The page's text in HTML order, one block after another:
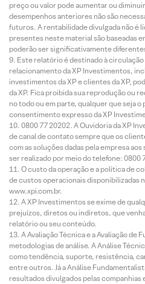
preço ou valor pode aumentar ou
desempenhos anteriores não são
futuros. A rentabilidade divulgada não é
presentes neste material são baseadas
poderão ser significativamente
Este relatório é destinado à circulação
relacionamento da XP Investimentos,
investimentos da XP e clientes da XP,
da XP. Fica proibida sua reprodução ou
no todo ou em parte, qualquer que seja
consentimento expresso da XP
0800 77 20202. A Ouvidoria da XP
de canal de contato sempre que os
com as soluções dadas pela empresa
ser realizado por meio do telefone: 0800
O custo da operação e a política de
de custos operacionais disponibilizadas
www.xpi.com.br.
A XP Investimentos se exime de
prejuízos, diretos ou indiretos, que
relatório ou seu conteúdo.
A Avaliação Técnica e a Avaliação de
metodologias de análise. A Análise
como tendência, suporte, resistência,
entre outros. Já a Análise
resultados divulgados pelas